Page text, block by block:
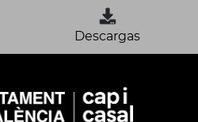
Descargas